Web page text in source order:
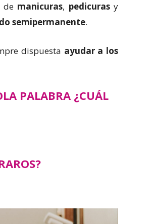
de manicuras, pedicurasy
semipermanente.
dispuesta ayudar a los
PALABRA ¿CUÁL